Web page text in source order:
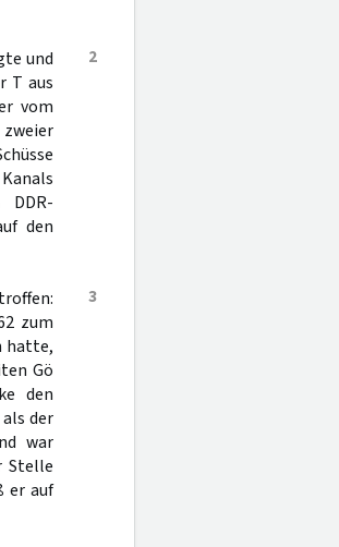
2
und
T aus
vom
den
3
zum
hatte,
Gö
den
der
war
Stelle
er auf